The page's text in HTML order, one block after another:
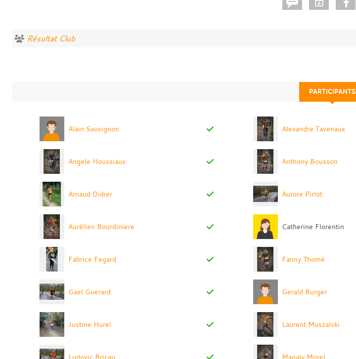
Résultat Club
PARTICIPANTS
Alain Sauvignon Alexandre Tavenaux
Angele Houssiaux Anthony Bousson
Arnaud Didier Aurore Pirlot
Aurélien Bourdiniere Catherine Florentin
Fabrice Fegard Fanny Thomé
Gael Guerard Gerald Burger
Justine Hurel Laurent Muszalski
Ludovic Bricau Magaly Morel